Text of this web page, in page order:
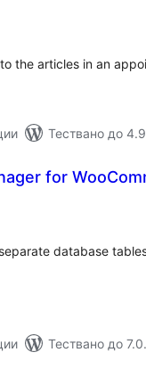
the articles in an
Тествано до
for
database
Тествано до